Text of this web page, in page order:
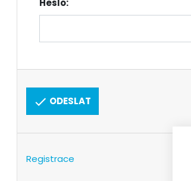
Heslo:
ODESLAT
Registrace